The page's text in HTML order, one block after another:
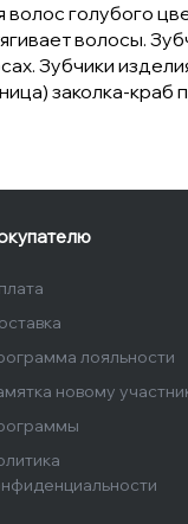
волос голубого
волосы.
Зубчики
заколка-краб
лояльности
новому